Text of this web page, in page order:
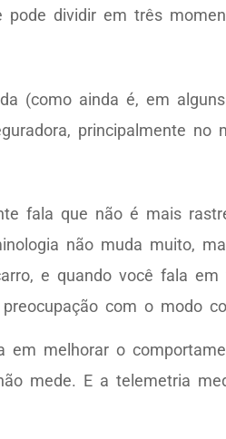
dividir em três
(como ainda é, em
principalmente no
fala que não é mais
não muda muito,
e quando você fala
com o modo
em melhorar o
mede. E a telemetria